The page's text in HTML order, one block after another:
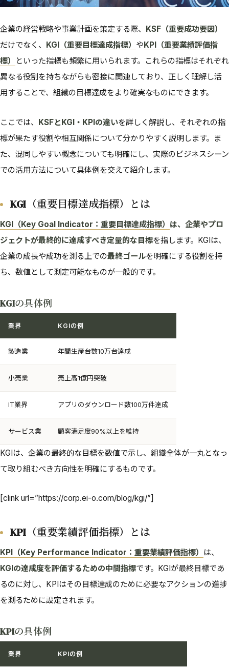
企業の経営戦略や事業計画を策定する際、 KSF（重要成功要因）
だけでなく、 KGI（重要目標達成指標） やKPI（重要業績評価指
標）
といった指標も頻繁に用いられます。これらの指標はそれぞれ
異なる役割を持ちながらも密接に関連しており、正しく理解し活
用することで、組織の目標達成をより確実なものにできます。
ここでは、 KSFとKGI・KPIの違いを詳しく解説し、それぞれの指
標が果たす役割や相互関係について分かりやすく説明します。ま
た、混同しやすい概念についても明確にし、実際のビジネスシーン
での活用方法について具体例を交えて紹介します。
KGI（重要目標達成指標）とは
KGI（Key Goal Indicator：重要目標達成指標） は、企業やプロ
ジェクトが最終的に達成すべき定量的な目標を指します。KGIは、
企業の成長や成功を測る上での最終ゴールを明確にする役割を持
ち、数値として測定可能なものが一般的です。
KGIの具体例
業界 KGIの例
製造業 年間生産台数10万台達成
小売業 売上高1億円突破
IT業界 アプリのダウンロード数100万件達成
サービス業 顧客満足度90%以上を維持
KGIは、企業の最終的な目標を数値で示し、組織全体が一丸となっ
て取り組むべき方向性を明確にするものです。
[clink url=”https://corp.ei-o.com/blog/kgi/”]
KPI（重要業績評価指標）とは
KPI（Key Performance Indicator：重要業績評価指標） は、
KGIの達成度を評価するための中間指標です。KGIが最終目標であ
るのに対し、KPIはその目標達成のために必要なアクションの進捗
を測るために設定されます。
KPIの具体例
業界 KPIの例